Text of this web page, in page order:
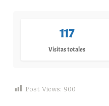
117
Visitas totales
Post Views: 900